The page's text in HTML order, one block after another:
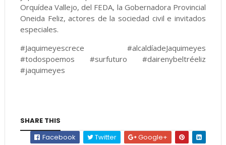
Orquídea Vallejo, del FEDA, la Gobernadora Provincial
Oneida Feliz, actores de la sociedad civil e invitados
especiales.
#Jaquimeyescrece #alcaldíadeJaquimeyes
#todospoemos #surfuturo #dairenybeltréeliz
#jaquimeyes
SHARE THIS
Facebook
Twitter Google+